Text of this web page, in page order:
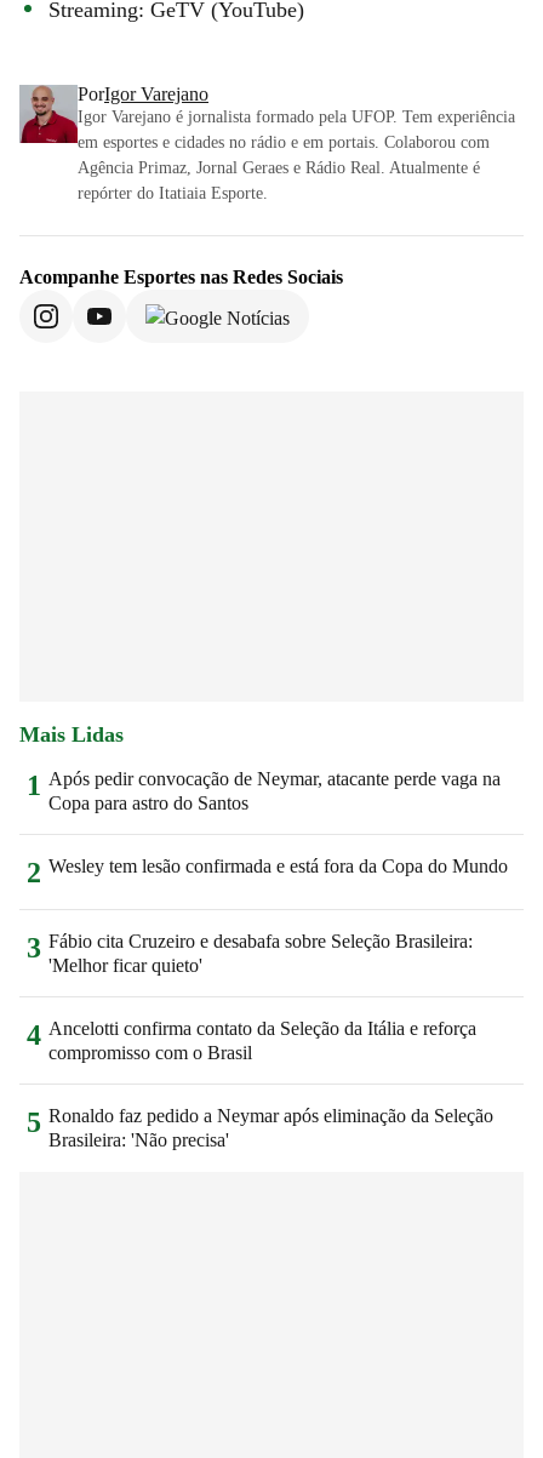
Streaming: GeTV (YouTube)
PorIgor Varejano
Igor Varejano é jornalista formado pela UFOP. Tem experiência
em esportes e cidades no rádio e em portais. Colaborou com
Agência Primaz, Jornal Geraes e Rádio Real. Atualmente é
repórter do Itatiaia Esporte.
Acompanhe Esportes nas Redes Sociais
Mais Lidas
1 Após pedir convocação de Neymar, atacante perde vaga na
Copa para astro do Santos
2 Wesley tem lesão confirmada e está fora da Copa do Mundo
3 Fábio cita Cruzeiro e desabafa sobre Seleção Brasileira:
'Melhor ficar quieto'
4 Ancelotti confirma contato da Seleção da Itália e reforça
compromisso com o Brasil
5 Ronaldo faz pedido a Neymar após eliminação da Seleção
Brasileira: 'Não precisa'